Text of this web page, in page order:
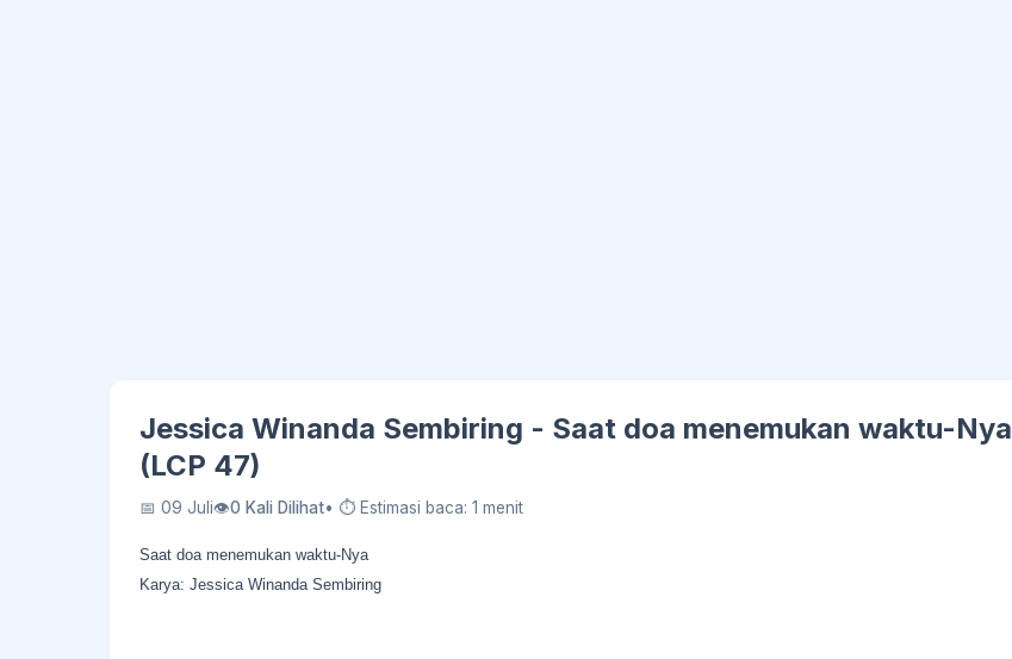
Jessica Winanda Sembiring - Saat doa menemukan waktu-Nya
(LCP 47)
📅 09 Juli👁0 Kali Dilihat• ⏱ Estimasi baca: 1 menit
Saat doa menemukan waktu-Nya
Karya: Jessica Winanda Sembiring